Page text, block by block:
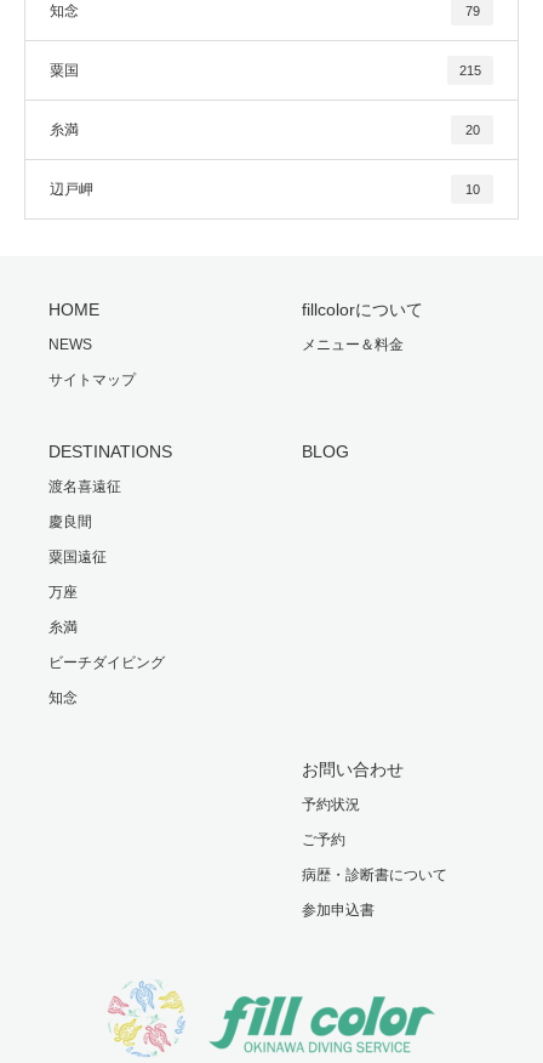
知念 79
粟国 215
糸満 20
辺戸岬 10
HOME
NEWS
サイトマップ
fillcolorについて
メニュー＆料金
DESTINATIONS
渡名喜遠征
慶良間
粟国遠征
万座
糸満
ビーチダイビング
知念
BLOG
お問い合わせ
予約状況
ご予約
病歴・診断書について
参加申込書